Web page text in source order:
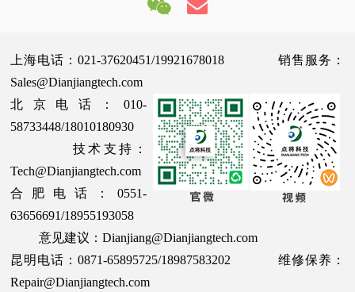
上海电话：021-37620451/19921678018 销售服务：
Sales@Dianjiangtech.com
北京电话：010-
58733448/18010180930
技术支持：
Tech@Dianjiangtech.com
合肥电话：0551-
63656691/18955193058
意见建议：Dianjiang@Dianjiangtech.com
昆明电话：0871-65895725/18987583202 维修保养：
Repair@Dianjiangtech.com